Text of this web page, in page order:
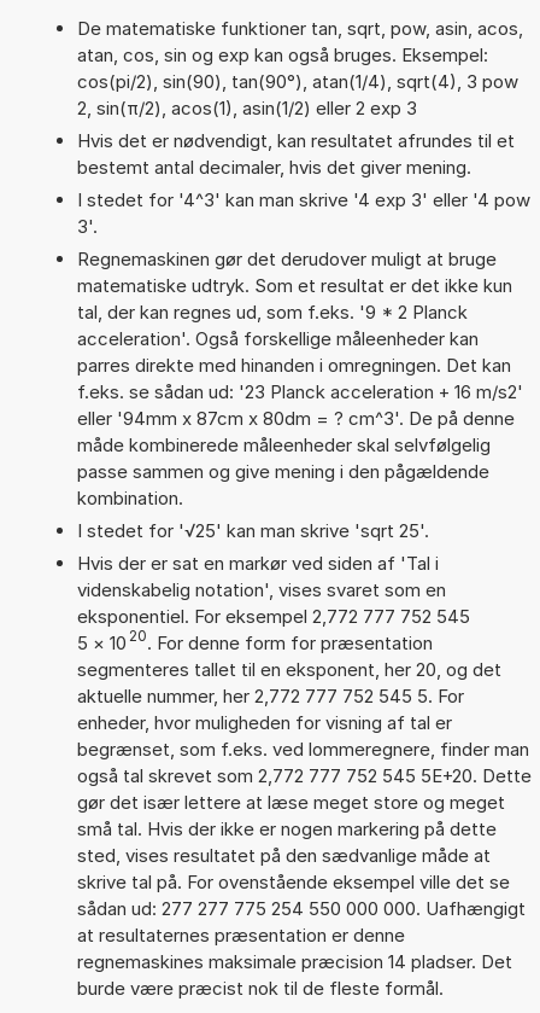
De matematiske funktioner tan, sqrt, pow, asin, acos,
atan, cos, sin og exp kan også bruges. Eksempel:
cos(pi/2), sin(90), tan(90°), atan(1/4), sqrt(4), 3 pow
2, sin(π/2), acos(1), asin(1/2) eller 2 exp 3
Hvis det er nødvendigt, kan resultatet afrundes til et
bestemt antal decimaler, hvis det giver mening.
I stedet for '4^3' kan man skrive '4 exp 3' eller '4 pow
3'.
Regnemaskinen gør det derudover muligt at bruge
matematiske udtryk. Som et resultat er det ikke kun
tal, der kan regnes ud, som f.eks. '9 * 2 Planck
acceleration'. Også forskellige måleenheder kan
parres direkte med hinanden i omregningen. Det kan
f.eks. se sådan ud: '23 Planck acceleration + 16 m/s2'
eller '94mm x 87cm x 80dm = ? cm^3'. De på denne
måde kombinerede måleenheder skal selvfølgelig
passe sammen og give mening i den pågældende
kombination.
I stedet for '√25' kan man skrive 'sqrt 25'.
Hvis der er sat en markør ved siden af 'Tal i
videnskabelig notation', vises svaret som en
eksponentiel. For eksempel 2,772 777 752 545
5 × 10 20. For denne form for præsentation
segmenteres tallet til en eksponent, her 20, og det
aktuelle nummer, her 2,772 777 752 545 5. For
enheder, hvor muligheden for visning af tal er
begrænset, som f.eks. ved lommeregnere, finder man
også tal skrevet som 2,772 777 752 545 5E+20. Dette
gør det især lettere at læse meget store og meget
små tal. Hvis der ikke er nogen markering på dette
sted, vises resultatet på den sædvanlige måde at
skrive tal på. For ovenstående eksempel ville det se
sådan ud: 277 277 775 254 550 000 000. Uafhængigt
at resultaternes præsentation er denne
regnemaskines maksimale præcision 14 pladser. Det
burde være præcist nok til de fleste formål.